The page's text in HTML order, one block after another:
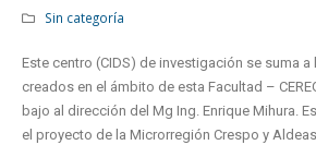
Sin categoría
Este centro (CIDS) de investigación se suma
creados en el ámbito de esta Facultad –
bajo al dirección del Mg Ing. Enrique Mihura.
el proyecto de la Microrregión Crespo y